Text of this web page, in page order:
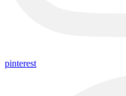
pinterest